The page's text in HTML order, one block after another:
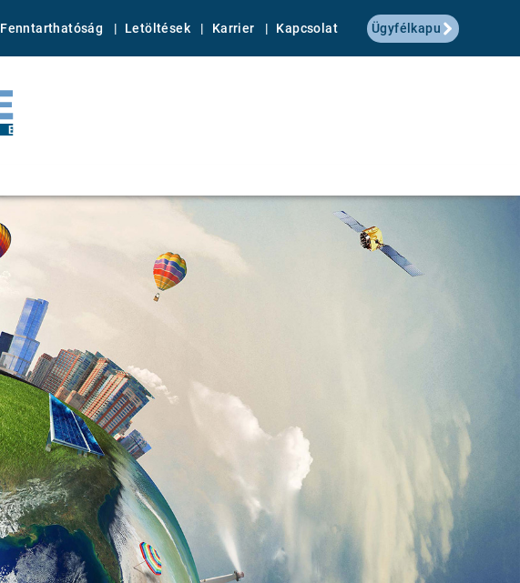
Fenntarthatóság Letöltések Karrier Kapcsolat Ügyfélkapu